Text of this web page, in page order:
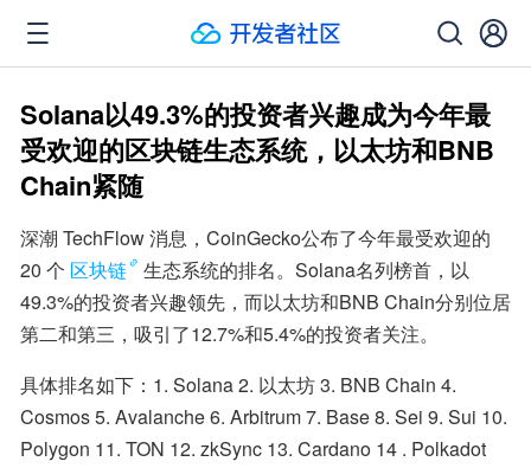
Solana以49.3%的投资者兴趣成为今年最
受欢迎的区块链生态系统，以太坊和BNB
Chain紧随
深潮 TechFlow 消息，CoinGecko公布了今年最受欢迎的
20 个 区块链
生态系统的排名。Solana名列榜首，以
49.3%的投资者兴趣领先，而以太坊和BNB Chain分别位居
第二和第三，吸引了12.7%和5.4%的投资者关注。
具体排名如下：1. Solana 2. 以太坊 3. BNB Chain 4.
Cosmos 5. Avalanche 6. Arbitrum 7. Base 8. Sei 9. Sui 10.
Polygon 11. TON 12. zkSync 13. Cardano 14 . Polkadot